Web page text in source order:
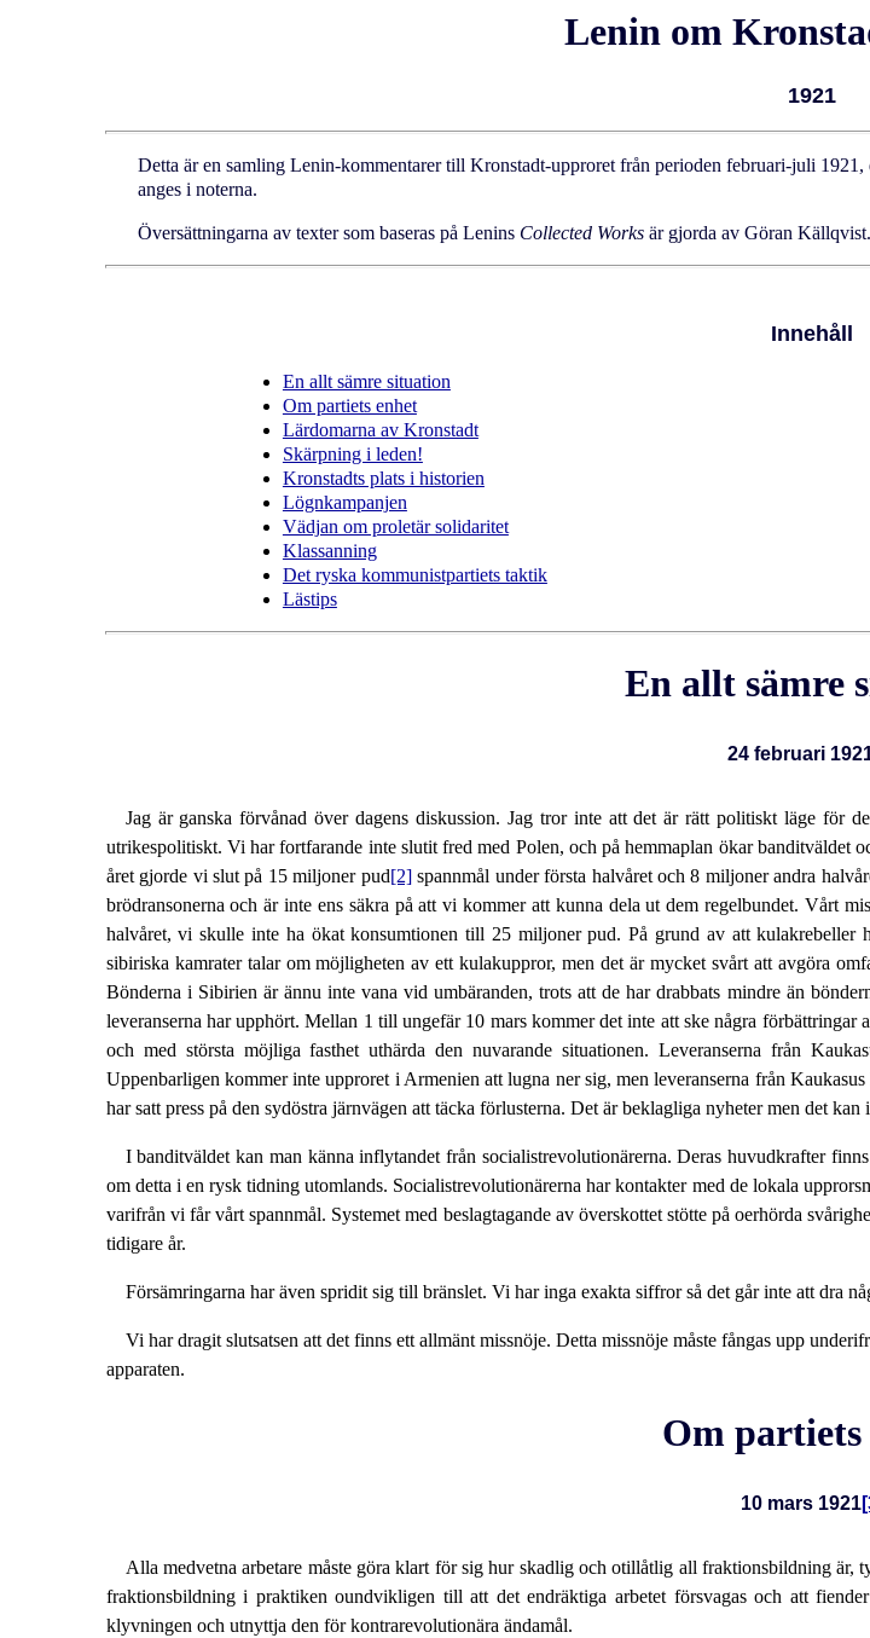
Lenin om
1921
Detta är en samling Lenin-kommentarer till Kronstadt-upproret från perioden februari-juli
anges i noterna.
Översättningarna av texter som baseras på Lenins Collected Works är gjorda av Göran Källqvist.
Innehåll
En allt sämre situation
Om partiets enhet
Lärdomarna av Kronstadt
Skärpning i leden!
Kronstadts plats i historien
Lögnkampanjen
Vädjan om proletär solidaritet
Klassanning
Det ryska kommunistpartiets taktik
Lästips
En allt sämre
24 februari
Jag är ganska förvånad över dagens diskussion. Jag tror inte att det är rätt politiskt läge för
utrikespolitiskt. Vi har fortfarande inte slutit fred med Polen, och på hemmaplan ökar banditväldet
året gjorde vi slut på 15 miljoner pud[2]spannmål under första halvåret och 8 miljoner andra
brödransonerna och är inte ens säkra på att vi kommer att kunna dela ut dem regelbundet. Vårt
halvåret, vi skulle inte ha ökat konsumtionen till 25 miljoner pud. På grund av att kulakrebeller
sibiriska kamrater talar om möjligheten av ett kulakuppror, men det är mycket svårt att avgöra
Bönderna i Sibirien är ännu inte vana vid umbäranden, trots att de har drabbats mindre än
leveranserna har upphört. Mellan 1 till ungefär 10 mars kommer det inte att ske några
och med största möjliga fasthet uthärda den nuvarande situationen. Leveranserna från
Uppenbarligen kommer inte upproret i Armenien att lugna ner sig, men leveranserna från
har satt press på den sydöstra järnvägen att täcka förlusterna. Det är beklagliga nyheter men det kan
I banditväldet kan man känna inflytandet från socialistrevolutionärerna. Deras huvudkrafter
om detta i en rysk tidning utomlands. Socialistrevolutionärerna har kontakter med de lokala
varifrån vi får vårt spannmål. Systemet med beslagtagande av överskottet stötte på oerhörda
tidigare år.
Försämringarna har även spridit sig till bränslet. Vi har inga exakta siffror så det går inte att dra
Vi har dragit slutsatsen att det finns ett allmänt missnöje. Detta missnöje måste fångas upp
apparaten.
Om partiets
10 mars 1921
Alla medvetna arbetare måste göra klart för sig hur skadlig och otillåtlig all fraktionsbildning är,
fraktionsbildning i praktiken oundvikligen till att det endräktiga arbetet försvagas och att
klyvningen och utnyttja den för kontrarevolutionära ändamål.